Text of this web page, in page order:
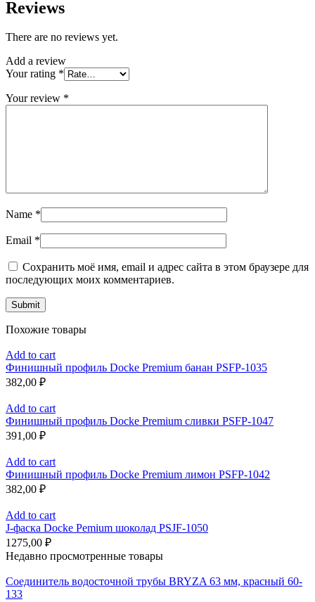
Reviews
There are no reviews yet.
Add a review
Your rating *
Your review *
Name *
Email *
Сохранить моё имя, email и адрес сайта в этом браузере для
последующих моих комментариев.
Похожие товары
Add to cart
Финишный профиль Docke Premium банан PSFP-1035
382,00 ₽
Add to cart
Финишный профиль Docke Premium сливки PSFP-1047
391,00 ₽
Add to cart
Финишный профиль Docke Premium лимон PSFP-1042
382,00 ₽
Add to cart
J-фаска Docke Pemium шоколад PSJF-1050
1275,00 ₽
Недавно просмотренные товары
Соединитель водосточной трубы BRYZA 63 мм, краcный 60-
133